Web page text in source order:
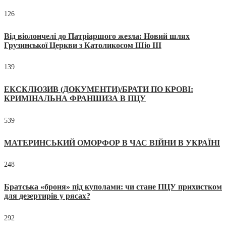
126
Від віолончелі до Патріаршого жезла: Новий шлях
Грузинської Церкви з Католикосом Шіо III
139
ЕКСКЛЮЗИВ (ДОКУМЕНТИ)/БРАТИ ПО КРОВІ:
КРИМІНАЛЬНА ФРАНШИЗА В ПЦУ
539
МАТЕРИНСЬКИЙ ОМОРФОР В ЧАС ВІЙНИ В УКРАЇНІ
248
Братська «броня» під куполами: чи стане ПЦУ прихистком
для дезертирів у рясах?
292